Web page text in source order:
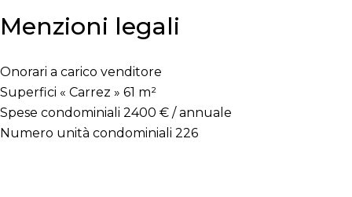
Menzioni legali
Onorari a carico venditore
Superfici « Carrez » 61 m²
Spese condominiali 2400 € / annuale
Numero unità condominiali 226